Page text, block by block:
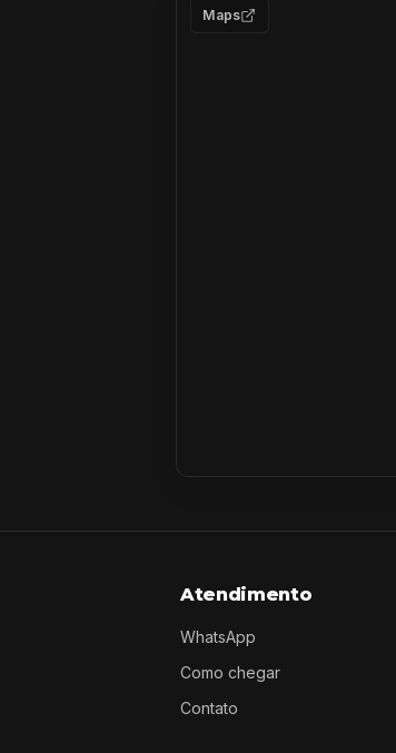
Maps
Atendimento
WhatsApp
Como chegar
Contato